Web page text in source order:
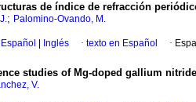
de índice de refracción
; Palomino-Ovando, M.
Inglés · texto en Español ·
studies of Mg-doped gallium
V.